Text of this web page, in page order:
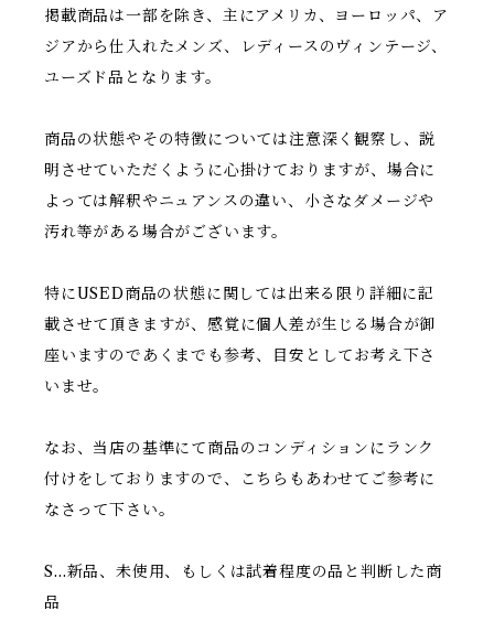
掲載商品は一部を除き、主にアメリカ、ヨーロッパ、ア
ジアから仕入れたメンズ、レディースのヴィンテージ、
ユーズド品となります。
商品の状態やその特徴については注意深く観察し、説
明させていただくように心掛けておりますが、場合に
よっては解釈やニュアンスの違い、小さなダメージや
汚れ等がある場合がございます。
特にUSED商品の状態に関しては出来る限り詳細に記
載させて頂きますが、感覚に個人差が生じる場合が御
座いますのであくまでも参考、目安としてお考え下さ
いませ。
なお、当店の基準にて商品のコンディションにランク
付けをしておりますので、こちらもあわせてご参考に
なさって下さい。
S…新品、未使用、もしくは試着程度の品と判断した商
品